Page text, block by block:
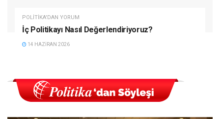
POLITIKA'DAN YORUM
İç Politikayı Nasıl Değerlendiriyoruz?
14 HAZIRAN 2026